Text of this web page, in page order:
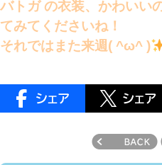
バトガ の衣装、かわいい
てみてくださいね！
それではまた来週( ^ω^ )